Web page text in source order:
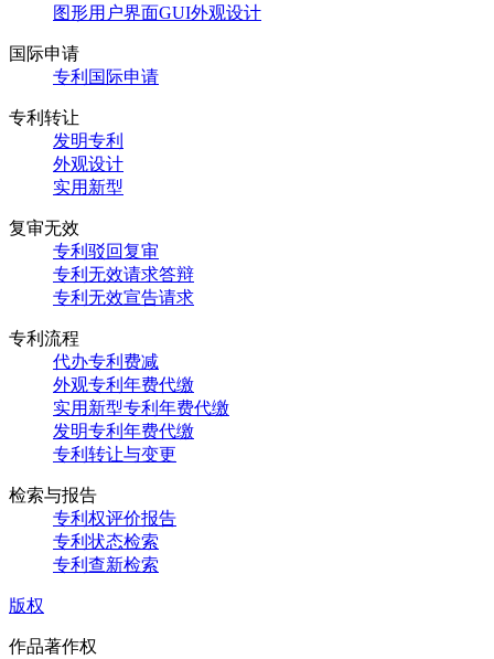
图形用户界面GUI外观设计
国际申请
专利国际申请
专利转让
发明专利
外观设计
实用新型
复审无效
专利驳回复审
专利无效请求答辩
专利无效宣告请求
专利流程
代办专利费减
外观专利年费代缴
实用新型专利年费代缴
发明专利年费代缴
专利转让与变更
检索与报告
专利权评价报告
专利状态检索
专利查新检索
版权
作品著作权